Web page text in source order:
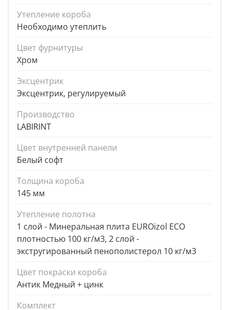
Утепление короба
Необходимо утеплить
Цвет фурнитуры
Хром
Эксцентрик
Эксцентрик, регулируемый
Производство
LABIRINT
Цвет внутренней панели
Белый софт
Толщина короба
145 мм
Утепление полотна
1 слой - Минеральная плита EUROizol ECO
плотностью 100 кг/м3, 2 слой -
экстругированный пенополистерол 10 кг/м3
Цвет покраски короба
Антик Медный + цинк
Комплект